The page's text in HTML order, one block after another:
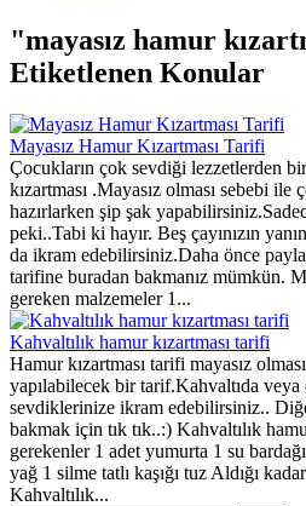
"mayasız hamur
Etiketlenen Konular
Mayasız Hamur Kızartması Tarifi
Çocukların çok sevdiği lezzetlerden
kızartması .Mayasız olması sebebi
hazırlarken şip şak
peki..Tabi ki hayır. Beş çayınızın
da ikram edebilirsiniz.Daha önce
tarifine buradan bakmanız mümkün.
gereken malzemeler 1...
Kahvaltılık hamur kızartması tarifi
Hamur kızartması tarifi mayasız
yapılabilecek bir tarif.Kahvaltıda veya
sevdiklerinize ikram edebilirsiniz..
bakmak için tık tık..:) Kahvaltılık
gerekenler 1 adet yumurta 1 su bardağı
yağ 1 silme tatlı kaşığı tuz Aldığı
Kahvaltılık...